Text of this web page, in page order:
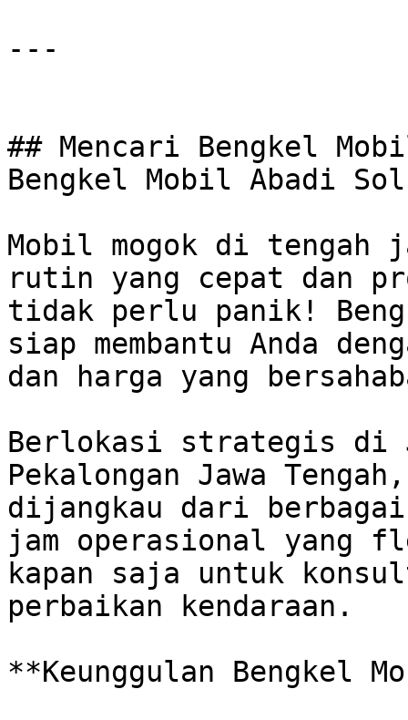
---
## Mencari Bengkel
Bengkel Mobil Abadi
Mobil mogok di tengah
rutin yang cepat dan
tidak perlu panik!
siap membantu Anda
dan harga yang
Berlokasi strategis di
Pekalongan Jawa
dijangkau dari
jam operasional yang
kapan saja untuk
perbaikan kendaraan.
**Keunggulan Bengkel